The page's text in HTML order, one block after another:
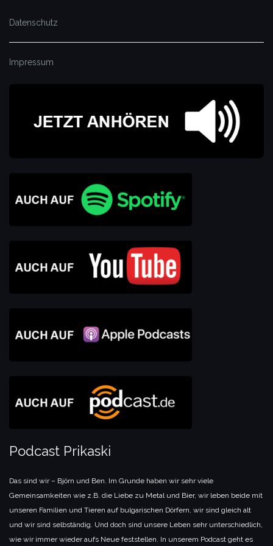
Datenschutz
Impressum
Podcast Prikaski
Das sind wir – Björn und Ben. Im Grunde haben wir sehr viele
Gemeinsamkeiten wie z.B. die Liebe zu Metal und Bier, wir leben beide mit
unseren Familien und Tieren auf bulgarischen Dörfern, wir sind gleich alt
und wir sind selbständig. Und doch sind unsere Leben sehr unterschiedlich,
wie wir immer wieder aufs Neue feststellen. In unserem Podcast geht es